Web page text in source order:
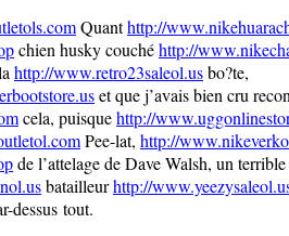
Quanthttp://
chien husky couchéhttp://
http://www.retro23saleol.usbo?te,
et que j’avais bien cru
cela, puisquehttp://
Pee-lat, http://
de l’attelage de Dave Walsh, un terrible
batailleurhttp://
dessus tout.